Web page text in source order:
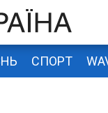
СПОРТ